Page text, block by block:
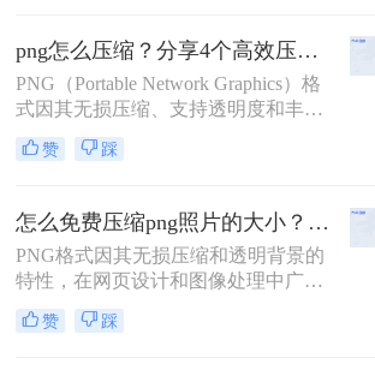
含过多的颜色信息、透明度数据或元
数据而导致文件体积较大，影响加载
速度和存储空间。那么png如何压缩
图片大小呢？本文将介绍两种有效的
PNG图片压缩方法。
png怎么压缩？分享4个高效压缩方法！
PNG（Portable Network Graphics）格
式因其无损压缩、支持透明度和丰富
的颜色而广泛应用于网页设计和图像
处理中。然而，PNG图片有时会因为
体积，给存储和传输带来不便。那么
png怎么压缩呢？本文将介绍四种压
缩PNG图片的方法，帮助用户轻松减
小PNG图片的文件大小。
赞 踩
怎么免费压缩png照片的大小？这二种压缩方法很多人在用！
PNG格式因其无损压缩和透明背景的
特性，在网页设计和图像处理中广受
欢迎。然而，PNG文件有时会因为包
含大量颜色信息或高分辨率而体积较
赞 踩